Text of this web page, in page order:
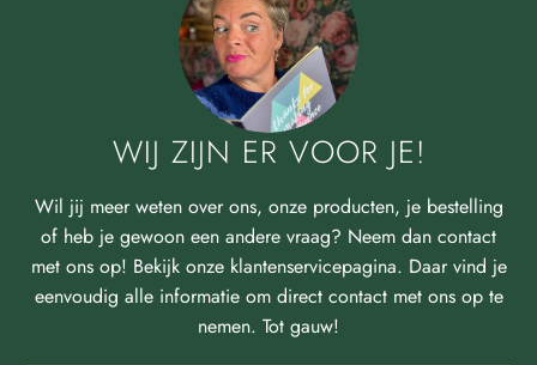
WIJ ZIJN ER VOOR JE!
Wil jij meer weten over ons, onze producten, je bestelling
of heb je gewoon een andere vraag? Neem dan contact
met ons op! Bekijk onze klantenservicepagina. Daar vind je
eenvoudig alle informatie om direct contact met ons op te
nemen. Tot gauw!